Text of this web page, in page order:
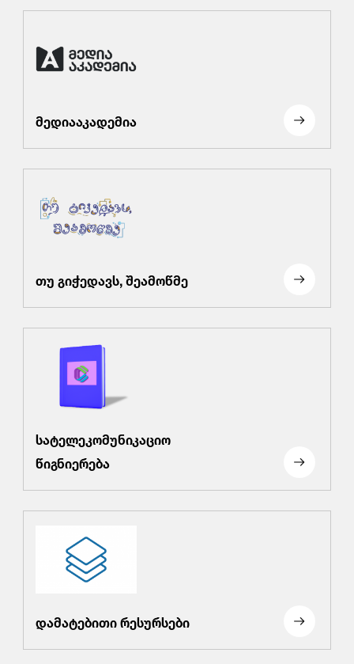
მედიააკადემია
თუ გიჭედავს, შეამოწმე
სატელეკომუნიკაციო
წიგნიერება
დამატებითი რესურსები